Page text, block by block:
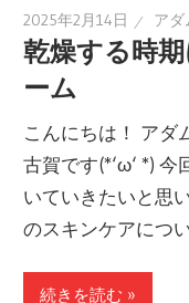
2025年2月14日 アダ
乾燥する時
ーム
こんにちは！ アダ
古賀です(*‘ω‘ *)
いていきたいと思
のスキンケアにつ
続きを読む »